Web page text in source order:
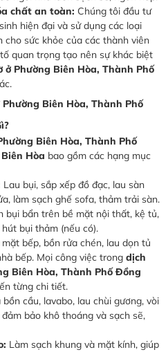
chất an toàn: Chúng tôi đầu tư
hiện đại và sử dụng các loại
cho sức khỏe của các thành viên
quan trọng tạo nên sự khác biệt
Phường Biên Hòa, Thành Phố
Biên Hòa, Thành Phố
Biên Hòa, Thành Phố
Hòa bao gồm các hạng mục
Lau bụi, sắp xếp đồ đạc, lau sàn
làm sạch ghế sofa, thảm trải sàn.
bụi bẩn trên bề mặt nội thất, kệ tủ,
bụi thảm (nếu có).
bếp, bồn rửa chén, lau dọn tủ
bếp. Mọi công việc trongdịch
Biên Hòa, Thành Phố Đồng
từng chi tiết.
bồn cầu, lavabo, lau chùi gương, vòi
bảo khô thoáng và sạch sẽ,
Làm sạch khung và mặt kính, giúp